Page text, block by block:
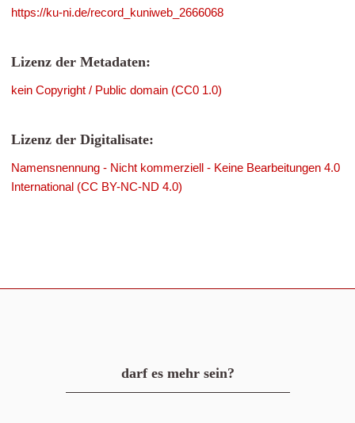
https://ku-ni.de/record_kuniweb_2666068
Lizenz der Metadaten:
kein Copyright / Public domain (CC0 1.0)
Lizenz der Digitalisate:
Namensnennung - Nicht kommerziell - Keine Bearbeitungen 4.0
International (CC BY-NC-ND 4.0)
darf es mehr sein?